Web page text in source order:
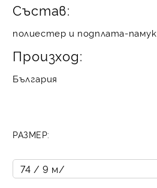
Състав:
полиестер и подплата-памук
Произход:
България
РАЗМЕР: